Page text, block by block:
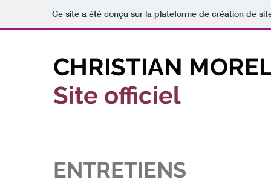
Ce site a été conçu sur la plateforme de création de
CHRISTIAN
Site officiel
ENTRETIENS